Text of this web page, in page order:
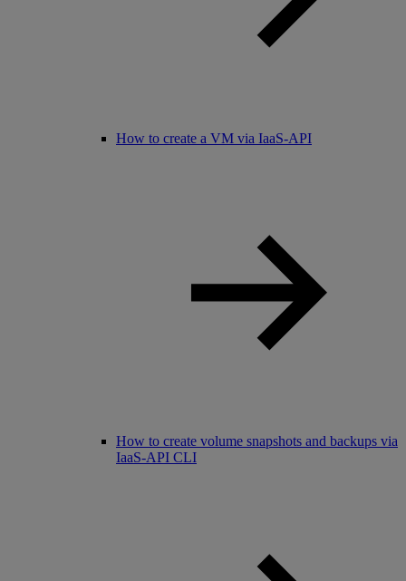
How to create a VM via IaaS-API
How to create volume snapshots and backups via
IaaS-API CLI